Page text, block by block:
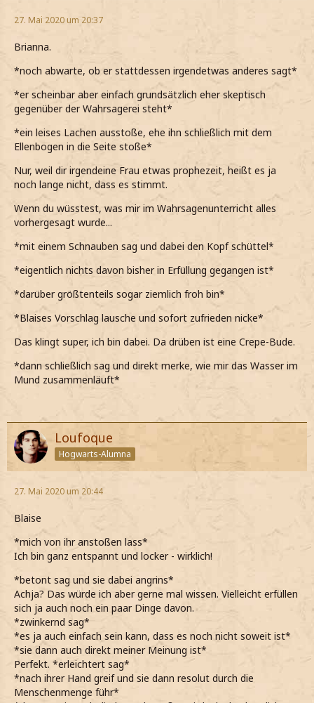
27. Mai 2020 um 20:37
Brianna.
*noch abwarte, ob er stattdessen irgendetwas anderes sagt*
*er scheinbar aber einfach grundsätzlich eher skeptisch
gegenüber der Wahrsagerei steht*
*ein leises Lachen ausstoße, ehe ihn schließlich mit dem
Ellenbogen in die Seite stoße*
Nur, weil dir irgendeine Frau etwas prophezeit, heißt es ja
noch lange nicht, dass es stimmt.
Wenn du wüsstest, was mir im Wahrsagenunterricht alles
vorhergesagt wurde...
*mit einem Schnauben sag und dabei den Kopf schüttel*
*eigentlich nichts davon bisher in Erfüllung gegangen ist*
*darüber größtenteils sogar ziemlich froh bin*
*Blaises Vorschlag lausche und sofort zufrieden nicke*
Das klingt super, ich bin dabei. Da drüben ist eine Crepe-Bude.
*dann schließlich sag und direkt merke, wie mir das Wasser im
Mund zusammenläuft*
Loufoque
Hogwarts-Alumna
27. Mai 2020 um 20:44
Blaise
*mich von ihr anstoßen lass*
Ich bin ganz entspannt und locker - wirklich!
*betont sag und sie dabei angrins*
Achja? Das würde ich aber gerne mal wissen. Vielleicht erfüllen
sich ja auch noch ein paar Dinge davon.
*zwinkernd sag*
*es ja auch einfach sein kann, dass es noch nicht soweit ist*
*sie dann auch direkt meiner Meinung ist*
Perfekt. *erleichtert sag*
*nach ihrer Hand greif und sie dann resolut durch die
Menschenmenge führ*